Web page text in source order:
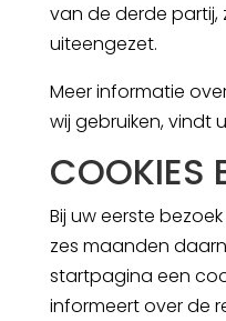
van de derde partij,
uiteengezet.
Meer informatie
wij gebruiken, vindt
COOKIES
Bij uw eerste
zes maanden
startpagina een
informeert over de